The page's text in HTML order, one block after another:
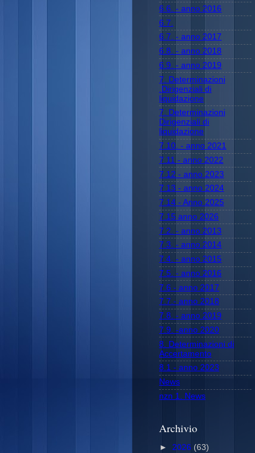
6.6. - anno 2016
6.7.
6.7. - anno 2017
6.8. - anno 2018
6.9. - anno 2019
7. Determinazioni
.Dirigenziali di
liquidazione
7. Determinazioni
Dirigenziali di
liquidazione
7.10. - anno 2021
7.11 - anno 2022
7.12 - anno 2023
7.13 - anno 2024
7.14 - Anno 2025
7.15 anno 2026
7.2. - anno 2013
7.3. - anno 2014
7.4. - anno 2015
7.5. - anno 2016
7.6 - anno 2017
7.7.- anno 2018
7.8. - anno 2019
7.9. -anno 2020
8. Determinazioni di
Accertamento
8.1 - anno 2023
News
nzn 1. News
Archivio
► 2026 (63)